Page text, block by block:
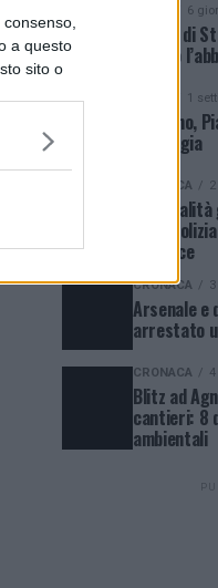
a questo
sito o
6
Polizia di
contro
1
Qualiano,
la pioggia
CRONACA
della
province
CRONACA
Arsenale e
arrestato
CRONACA
Blitz ad
cantieri: 8
ambientali